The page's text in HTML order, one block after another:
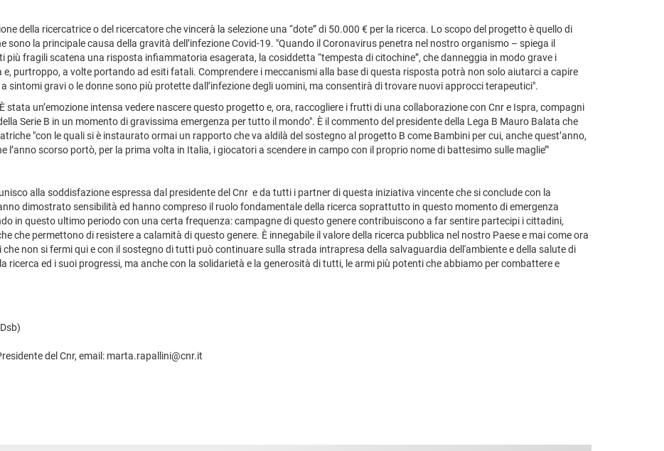
della ricercatrice o del ricercatore che vincerà la selezione una “dote” di 50.000 € per la ricerca. Lo scopo del progetto è quello di
la principale causa della gravità dell’infezione Covid-19. "Quando il Coronavirus penetra nel nostro organismo – spiega il
più fragili scatena una risposta infiammatoria esagerata, la cosiddetta “tempesta di citochine”, che danneggia in modo grave i
purtroppo, a volte portando ad esiti fatali. Comprendere i meccanismi alla base di questa risposta potrà non solo aiutarci a capire
sintomi gravi o le donne sono più protette dall’infezione degli uomini, ma consentirà di trovare nuovi approcci terapeutici".
stata un’emozione intensa vedere nascere questo progetto e, ora, raccogliere i frutti di una collaborazione con Cnr e Ispra, compagni
Serie B in un momento di gravissima emergenza per tutto il mondo". È il commento del presidente della Lega B Mauro Balata che
"con le quali si è instaurato ormai un rapporto che va aldilà del sostegno al progetto B come Bambini per cui, anche quest’anno,
scorso portò, per la prima volta in Italia, i giocatori a scendere in campo con il proprio nome di battesimo sulle maglie’"
alla soddisfazione espressa dal presidente del Cnr e da tutti i partner di questa iniziativa vincente che si conclude con la
dimostrato sensibilità ed hanno compreso il ruolo fondamentale della ricerca soprattutto in questo momento di emergenza
in questo ultimo periodo con una certa frequenza: campagne di questo genere contribuiscono a far sentire partecipi i cittadini,
che permettono di resistere a calamità di questo genere. È innegabile il valore della ricerca pubblica nel nostro Paese e mai come ora
non si fermi qui e con il sostegno di tutti può continuare sulla strada intrapresa della salvaguardia dell'ambiente e della salute di
ricerca ed i suoi progressi, ma anche con la solidarietà e la generosità di tutti, le armi più potenti che abbiamo per combattere e
del Cnr, email: marta.rapallini@cnr.it